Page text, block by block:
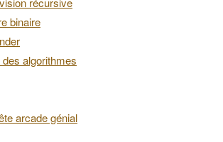
binaire
algorithmes
arcade génial